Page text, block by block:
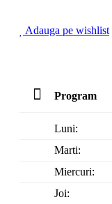
Adauga pe wishlist
Program
Luni:
Marti:
Miercuri:
Joi: